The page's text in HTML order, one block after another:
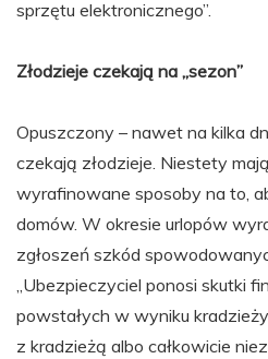
sprzętu elektronicznego”.
Złodzieje czekają na „sezon”
Opuszczony – nawet na kilka
czekają złodzieje. Niestety
wyrafinowane sposoby na to,
domów. W okresie urlopów
zgłoszeń szkód
„Ubezpieczyciel ponosi skutki
powstałych w wyniku
z kradzieżą albo całkowicie